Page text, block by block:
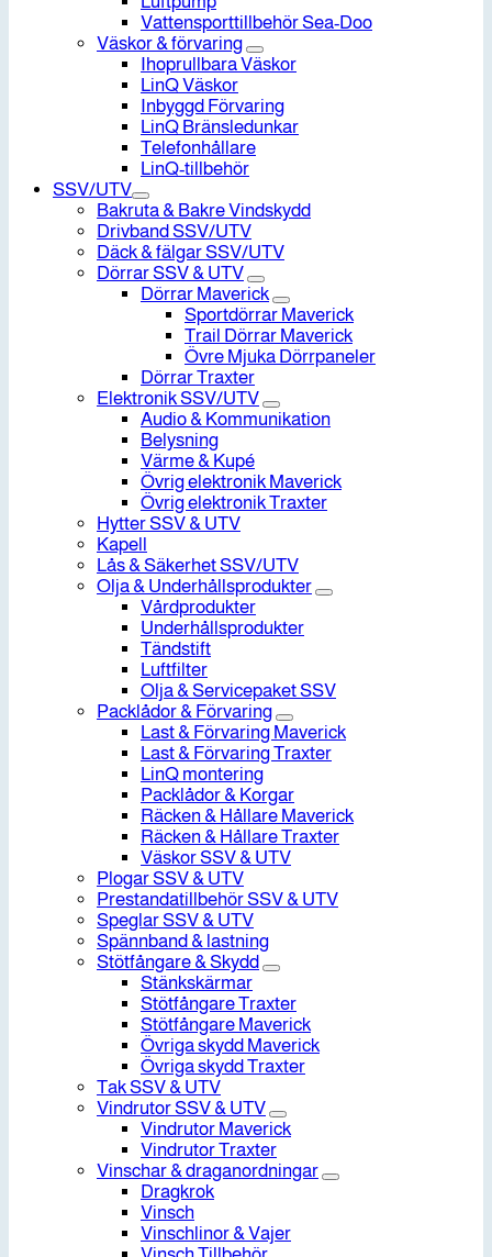
Vattensporttillbehör Sea-Doo
Väskor & förvaring
Ihoprullbara Väskor
LinQ Väskor
Inbyggd Förvaring
LinQ Bränsledunkar
Telefonhållare
LinQ-tillbehör
SSV/UTV
Bakruta & Bakre Vindskydd
Drivband SSV/UTV
Däck & fälgar SSV/UTV
Dörrar SSV & UTV
Dörrar Maverick
Sportdörrar Maverick
Trail Dörrar Maverick
Övre Mjuka Dörrpaneler
Dörrar Traxter
Elektronik SSV/UTV
Audio & Kommunikation
Belysning
Värme & Kupé
Övrig elektronik Maverick
Övrig elektronik Traxter
Hytter SSV & UTV
Kapell
Lås & Säkerhet SSV/UTV
Olja & Underhållsprodukter
Vårdprodukter
Underhållsprodukter
Tändstift
Luftfilter
Olja & Servicepaket SSV
Packlådor & Förvaring
Last & Förvaring Maverick
Last & Förvaring Traxter
LinQ montering
Packlådor & Korgar
Räcken & Hållare Maverick
Räcken & Hållare Traxter
Väskor SSV & UTV
Plogar SSV & UTV
Prestandatillbehör SSV & UTV
Speglar SSV & UTV
Spännband & lastning
Stötfångare & Skydd
Stänkskärmar
Stötfångare Traxter
Stötfångare Maverick
Övriga skydd Maverick
Övriga skydd Traxter
Tak SSV & UTV
Vindrutor SSV & UTV
Vindrutor Maverick
Vindrutor Traxter
Vinschar & draganordningar
Dragkrok
Vinsch
Vinschlinor & Vajer